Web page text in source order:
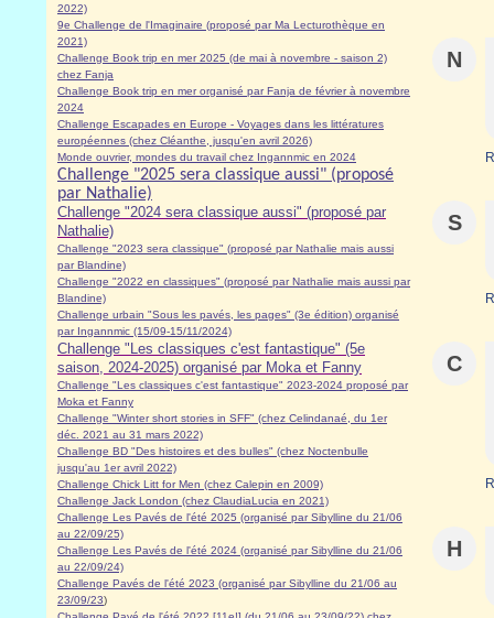
2022)
9e Challenge de l'Imaginaire (proposé par Ma Lecturothèque en
2021)
Challenge Book trip en mer 2025 (de mai à novembre - saison 2)
chez Fanja
Challenge Book trip en mer organisé par Fanja de février à novembre
2024
Challenge Escapades en Europe - Voyages dans les littératures
européennes (chez Cléanthe, jusqu'en avril 2026)
Monde ouvrier, mondes du travail chez Ingannmic en 2024
Challenge "2025 sera classique aussi" (proposé
par Nathalie)
Challenge "2024 sera classique aussi" (proposé par
Nathalie)
Challenge "2023 sera classique" (proposé par Nathalie mais aussi
par Blandine)
Challenge "2022 en classiques" (proposé par Nathalie mais aussi par
Blandine)
Challenge urbain "Sous les pavés, les pages" (3e édition) organisé
par Ingannmic (15/09-15/11/2024)
Challenge "Les classiques c'est fantastique" (5e
saison, 2024-2025) organisé par Moka et Fanny
Challenge "Les classiques c'est fantastique" 2023-2024 proposé par
Moka et Fanny
Challenge "Winter short stories in SFF" (chez Celindanaé, du 1er
déc. 2021 au 31 mars 2022)
Challenge BD "Des histoires et des bulles" (chez Noctenbulle
jusqu'au 1er avril 2022)
Challenge Chick Litt for Men (chez Calepin en 2009)
Challenge Jack London (chez ClaudiaLucia en 2021)
Challenge Les Pavés de l'été 2025 (organisé par Sibylline du 21/06
au 22/09/25)
Challenge Les Pavés de l'été 2024 (organisé par Sibylline du 21/06
au 22/09/24)
Challenge Pavés de l'été 2023 (organisé par Sibylline du 21/06 au
23/09/23)
N
S
C
H